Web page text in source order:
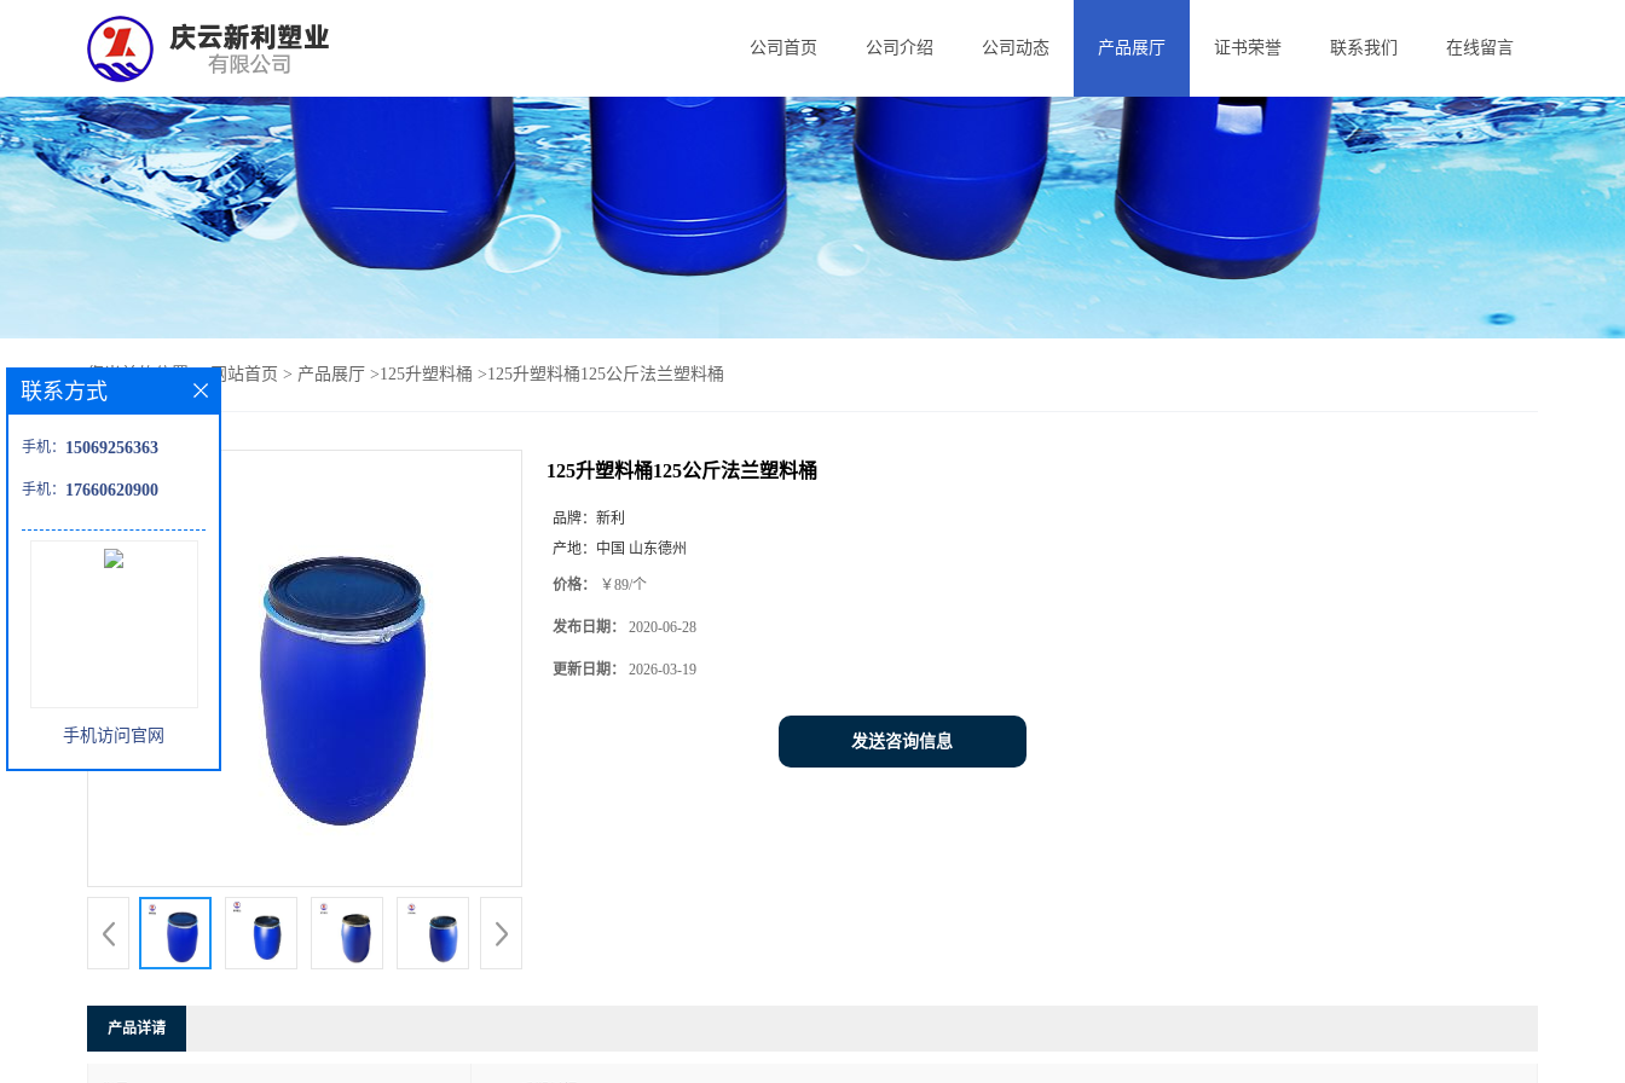
公司首页 公司介绍 公司动态 产品展厅 证书荣誉 联系我们 在线留言
网站首页 > 产品展厅 >125升塑料桶 >125升塑料桶125公斤法兰塑料桶
125升塑料桶125公斤法兰塑料桶
品牌： 新利
产地： 中国 山东德州
价格： ￥89/个
发布日期： 2020-06-28
更新日期： 2026-03-19
发送咨询信息
产品详请
联系方式
手机： 15069256363
手机： 17660620900
手机访问官网